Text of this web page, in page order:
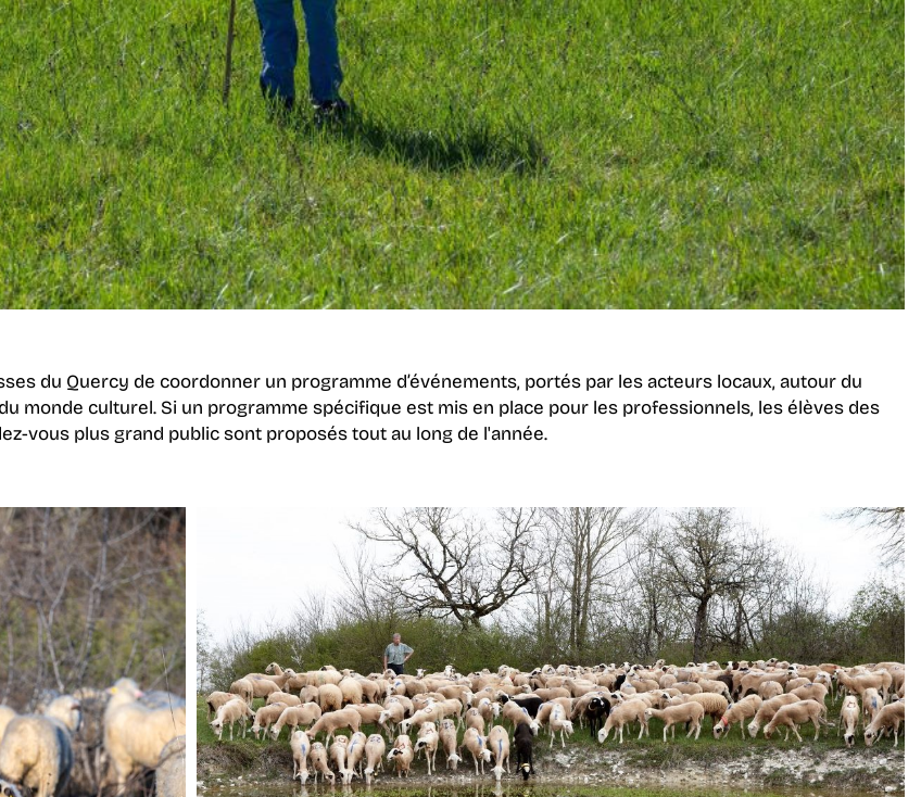
du Quercy de coordonner un programme d’événements, portés par les acteurs locaux, autour du
monde culturel. Si un programme spécifique est mis en place pour les professionnels, les élèves des
vous plus grand public sont proposés tout au long de l'année.